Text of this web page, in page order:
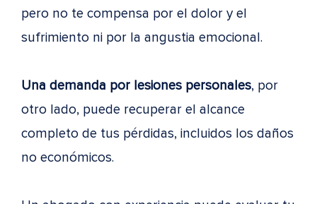
pero no te compensa por el dolor y el
sufrimiento ni por la angustia emocional.
Una demanda por lesiones personales, por
otro lado, puede recuperar el alcance
completo de tus pérdidas, incluidos los daños
no económicos.